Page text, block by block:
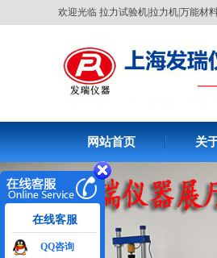
欢迎光临 拉力试验机|拉力机|万能材
网站首页 关
盐雾机FR-1227干热无水复合盐
上海橡胶硫化仪FR-2117橡胶硫
在线客服
QQ咨询